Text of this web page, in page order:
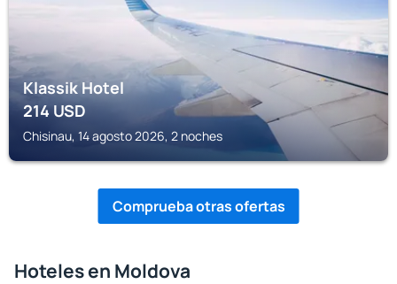
Klassik Hotel
214USD
Chisinau, 14 agosto 2026, 2 noches
Comprueba otras ofertas
Hoteles en Moldova